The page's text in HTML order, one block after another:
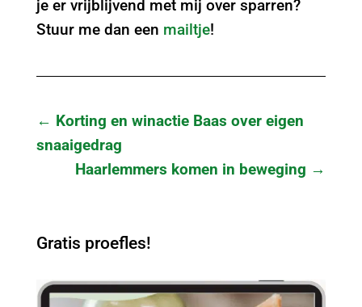
je er vrijblijvend met mij over sparren?
Stuur me dan een mailtje!
← Korting en winactie Baas over eigen
snaaigedrag
Haarlemmers komen in beweging →
Gratis proefles!